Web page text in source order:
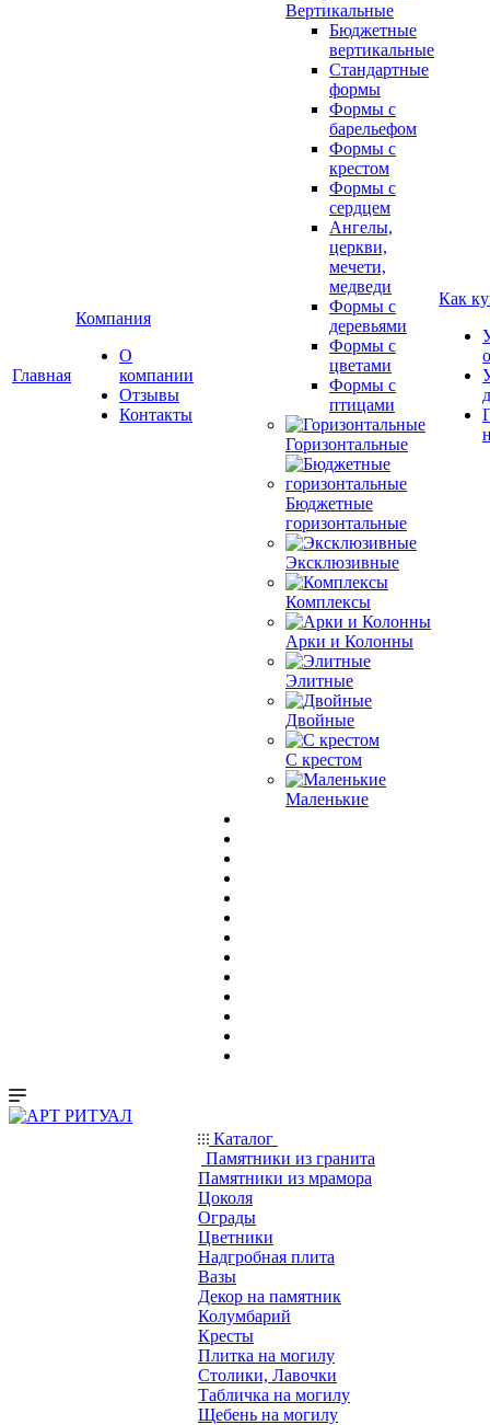
Главная
Компания
О
компании
Отзывы
Контакты
Вертикальные
Бюджетные
вертикальные
Стандартные
формы
Формы с
барельефом
Формы с
крестом
Формы с
сердцем
Ангелы,
церкви,
мечети,
медведи
Формы с
деревьями
Формы с
цветами
Формы с
птицами
Горизонтальные
Бюджетные
горизонтальные
Эксклюзивные
Комплексы
Арки и Колонны
Элитные
Двойные
С крестом
Маленькие
Как
Каталог
Памятники из гранита
Памятники из мрамора
Цоколя
Ограды
Цветники
Надгробная плита
Вазы
Декор на памятник
Колумбарий
Кресты
Плитка на могилу
Столики, Лавочки
Табличка на могилу
Щебень на могилу